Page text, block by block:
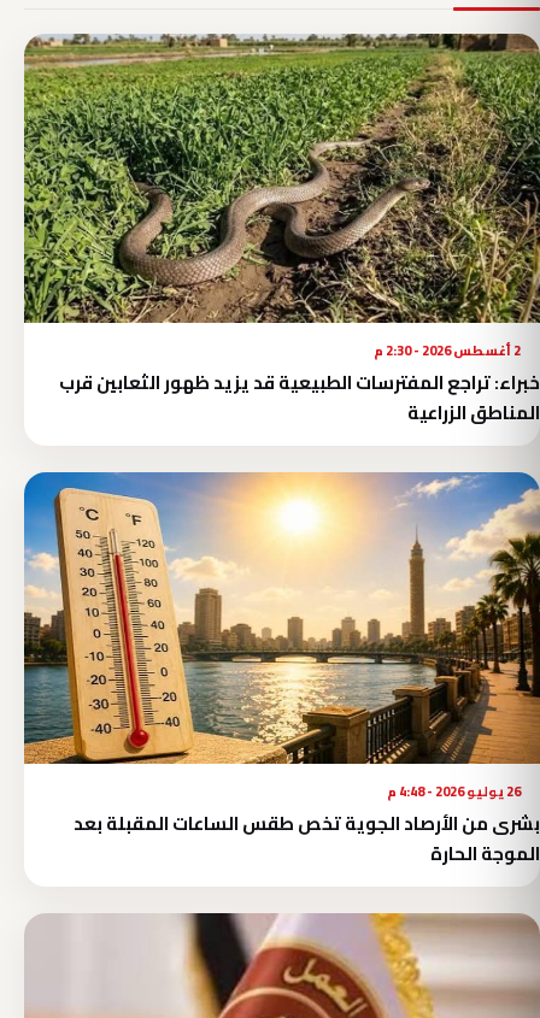
2 أغسطس 2026 - 2:30 م
خبراء: تراجع المفترسات الطبيعية قد يزيد ظهور الثعابين قرب
المناطق الزراعية
26 يوليو 2026 - 4:48 م
بشرى من الأرصاد الجوية تخص طقس الساعات المقبلة بعد
الموجة الحارة